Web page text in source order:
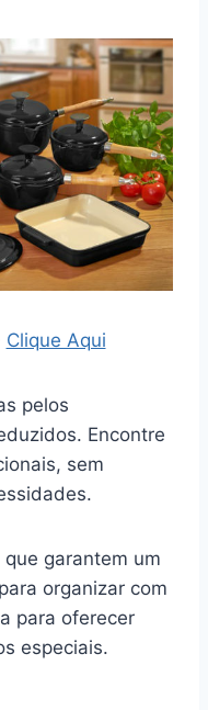
Clique Aqui
pelos
Encontre
sem
garantem um
organizar com
para oferecer
especiais.